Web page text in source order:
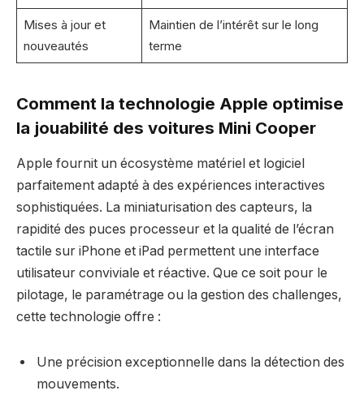
Mises à jour et
nouveautés
Maintien de l’intérêt sur le long
terme
Comment la technologie Apple optimise
la jouabilité des voitures Mini Cooper
Apple fournit un écosystème matériel et logiciel
parfaitement adapté à des expériences interactives
sophistiquées. La miniaturisation des capteurs, la
rapidité des puces processeur et la qualité de l’écran
tactile sur iPhone et iPad permettent une interface
utilisateur conviviale et réactive. Que ce soit pour le
pilotage, le paramétrage ou la gestion des challenges,
cette technologie offre :
Une précision exceptionnelle dans la détection des
mouvements.